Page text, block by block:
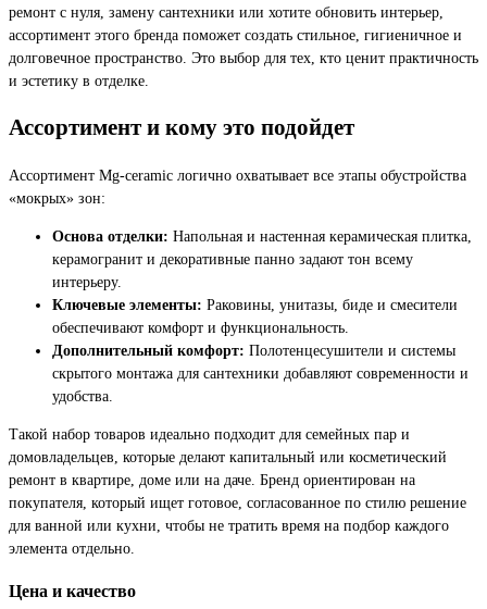
ремонт с нуля, замену сантехники или хотите обновить интерьер,
ассортимент этого бренда поможет создать стильное, гигиеничное и
долговечное пространство. Это выбор для тех, кто ценит практичность
и эстетику в отделке.
Ассортимент и кому это подойдет
Ассортимент Mg-ceramic логично охватывает все этапы обустройства
«мокрых» зон:
Основа отделки: Напольная и настенная керамическая плитка,
керамогранит и декоративные панно задают тон всему
интерьеру.
Ключевые элементы: Раковины, унитазы, биде и смесители
обеспечивают комфорт и функциональность.
Дополнительный комфорт: Полотенцесушители и системы
скрытого монтажа для сантехники добавляют современности и
удобства.
Такой набор товаров идеально подходит для семейных пар и
домовладельцев, которые делают капитальный или косметический
ремонт в квартире, доме или на даче. Бренд ориентирован на
покупателя, который ищет готовое, согласованное по стилю решение
для ванной или кухни, чтобы не тратить время на подбор каждого
элемента отдельно.
Цена и качество